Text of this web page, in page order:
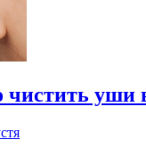
чистить